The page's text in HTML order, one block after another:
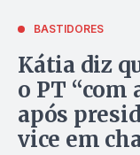
BASTIDORES
Kátia diz
o PT “com
após
vice em